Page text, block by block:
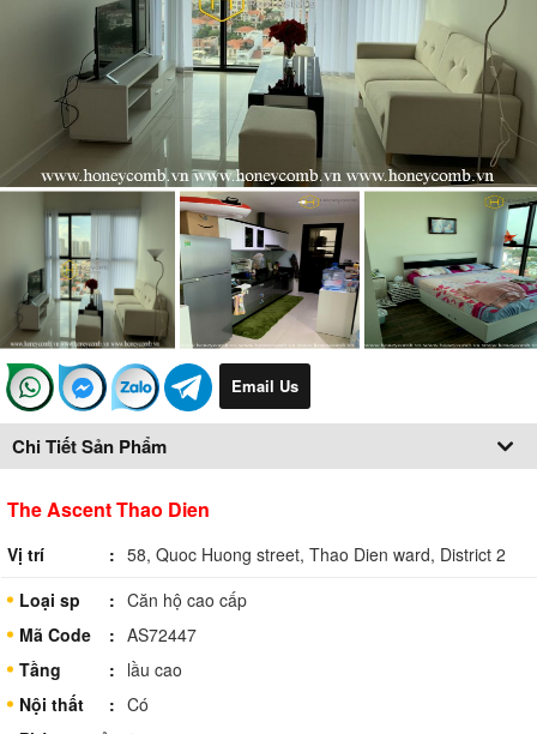
Email Us
Chi Tiết Sản Phẩm
The Ascent Thao Dien
Vị trí
58, Quoc Huong street, Thao Dien ward, District 2
Loại sp
Căn hộ cao cấp
Mã Code
AS72447
Tầng
lầu cao
Nội thất
Có